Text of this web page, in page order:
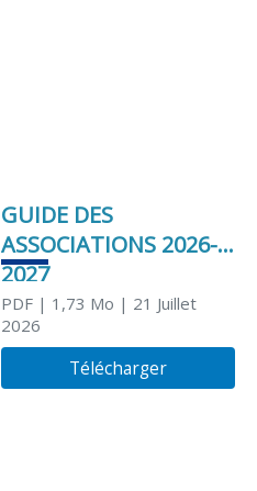
GUIDE DES
ASSOCIATIONS 2026-
2027
PDF| 1,73 Mo | 21 Juillet
2026
Télécharger